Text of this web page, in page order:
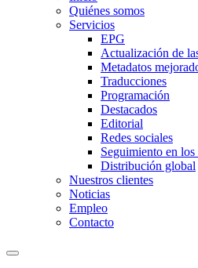
Quiénes somos
Servicios
EPG
Actualización de
Metadatos
Traducciones
Programación
Destacados
Editorial
Redes sociales
Seguimiento en
Distribución global
Nuestros clientes
Noticias
Empleo
Contacto